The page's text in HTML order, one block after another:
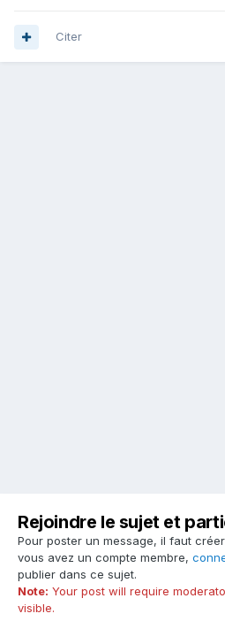
Citer
Rejoindre le sujet et
Pour poster un message, il faut
vous avez un compte membre,
publier dans ce sujet.
Note: Your post will require
visible.